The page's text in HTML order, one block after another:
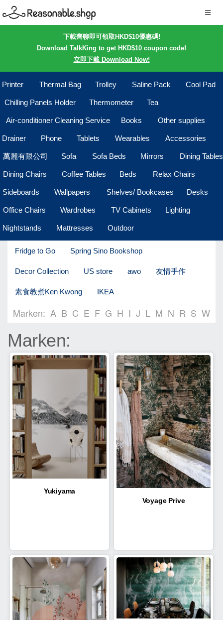
下載齊聊即可領取HKD$10優惠碼!
Download TalkKing to get HKD$10 coupon code!
立即下載 Download Now!
Printer Thermal Bag Trolley Saline Pack Cool Pad
Chilling Panels Holder Thermometer Tea
Air-conditioner Cleaning Service Books Other supplies
Drainer Phone Tablets Wearables Accessories
萬麗有限公司 Sofa Sofa Beds Mirrors Dining Tables
Dining Chairs Coffee Tables Beds Relax Chairs
Sideboards Wallpapers Shelves/ Bookcases Desks
Office Chairs Wardrobes TV Cabinets Lighting
Nightstands Mattresses Outdoor
Fridge to Go Spring Sino Bookshop
Decor Collection US store awo 友情手作
素食教煮Ken Kwong IKEA
Marken: A B C E F G H I J L M N R S W
Marken:
Yukiyama
Voyage Prive